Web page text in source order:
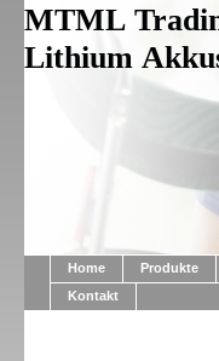
MTML
Lithium
Home Produkte
Kontakt